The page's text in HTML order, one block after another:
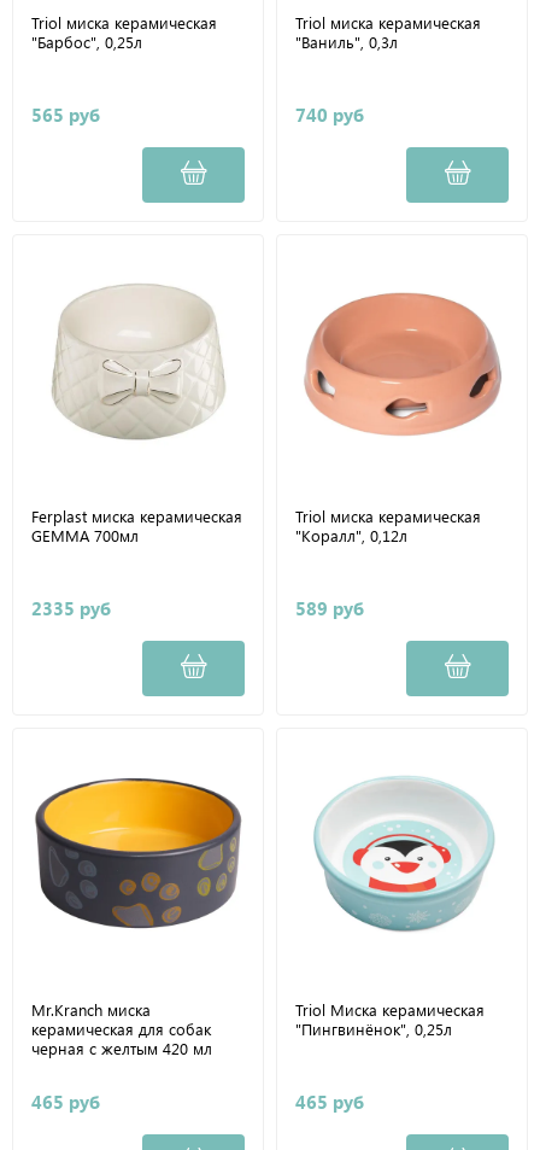
Triol миска керамическая
"Барбос", 0,25л
565 руб
Triol миска керамическая
"Ваниль", 0,3л
740 руб
Ferplast миска керамическая
GEMMA 700мл
2335 руб
Triol миска керамическая
"Коралл", 0,12л
589 руб
Mr.Kranch миска
керамическая для собак
черная с желтым 420 мл
465 руб
Triol Миска керамическая
"Пингвинёнок", 0,25л
465 руб